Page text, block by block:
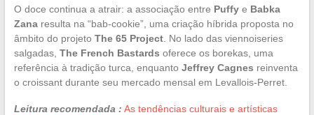
O doce continua a atrair: a associação entre Puffye Babka
Zanaresulta na “bab-cookie”, uma criação híbrida proposta no
âmbito do projeto The 65 Project. No lado das viennoiseries
salgadas, The French Bastards oferece os borekas, uma
referência à tradição turca, enquanto Jeffrey Cagnes reinventa
o croissant durante seu mercado mensal em Levallois-Perret.
Leitura recomendada : As tendências culturais e artísticas